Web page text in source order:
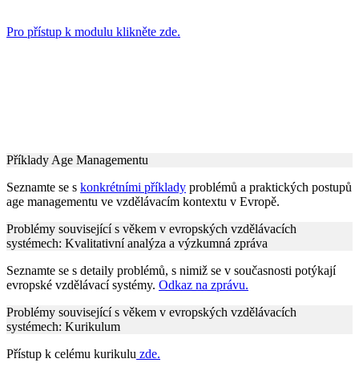
Pro přístup k modulu klikněte zde.
Příklady Age Managementu
Seznamte se s konkrétními příklady problémů a praktických postupů
age managementu ve vzdělávacím kontextu v Evropě.
Problémy související s věkem v evropských vzdělávacích
systémech: Kvalitativní analýza a výzkumná zpráva
Seznamte se s detaily problémů, s nimiž se v současnosti potýkají
evropské vzdělávací systémy. Odkaz na zprávu.
Problémy související s věkem v evropských vzdělávacích
systémech: Kurikulum
Přístup k celému kurikulu zde.